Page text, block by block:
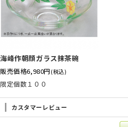
海峰作朝顔ガラス抹茶碗
販売価格6,980円(税込)
限定個数１００
カスタマーレビュー